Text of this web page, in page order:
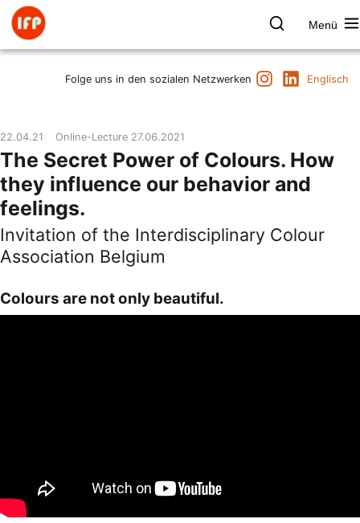
Zum
Inhalt
springen
Farbpsychologie
Menü
Institut
Axel Buether
Kontakt
Folge uns in den sozialen Netzwerken
InstagramLinkedIn
Englisch
22.04.21 Online-Lecture 27.06.2021
The Secret Power of Colours. How
they influence our behavior and
feelings.
Invitation of the Interdisciplinary Colour
Association Belgium
Colours are not only beautiful.